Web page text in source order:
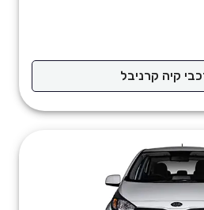
קיה קרניבל